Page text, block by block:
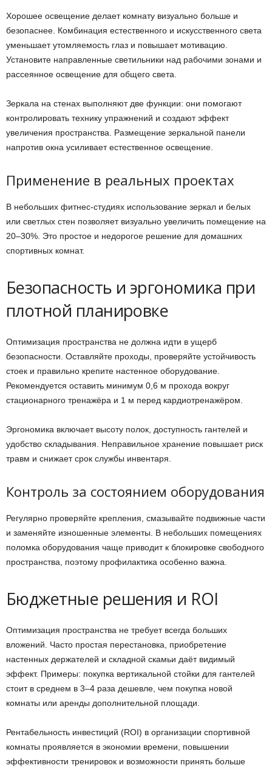
Хорошее освещение делает комнату визуально больше и
безопаснее. Комбинация естественного и искусственного света
уменьшает утомляемость глаз и повышает мотивацию.
Установите направленные светильники над рабочими зонами и
рассеянное освещение для общего света.
Зеркала на стенах выполняют две функции: они помогают
контролировать технику упражнений и создают эффект
увеличения пространства. Размещение зеркальной панели
напротив окна усиливает естественное освещение.
Применение в реальных проектах
В небольших фитнес-студиях использование зеркал и белых
или светлых стен позволяет визуально увеличить помещение на
20–30%. Это простое и недорогое решение для домашних
спортивных комнат.
Безопасность и эргономика при
плотной планировке
Оптимизация пространства не должна идти в ущерб
безопасности. Оставляйте проходы, проверяйте устойчивость
стоек и правильно крепите настенное оборудование.
Рекомендуется оставить минимум 0,6 м прохода вокруг
стационарного тренажёра и 1 м перед кардиотренажёром.
Эргономика включает высоту полок, доступность гантелей и
удобство складывания. Неправильное хранение повышает риск
травм и снижает срок службы инвентаря.
Контроль за состоянием оборудования
Регулярно проверяйте крепления, смазывайте подвижные части
и заменяйте изношенные элементы. В небольших помещениях
поломка оборудования чаще приводит к блокировке свободного
пространства, поэтому профилактика особенно важна.
Бюджетные решения и ROI
Оптимизация пространства не требует всегда больших
вложений. Часто простая перестановка, приобретение
настенных держателей и складной скамьи даёт видимый
эффект. Примеры: покупка вертикальной стойки для гантелей
стоит в среднем в 3–4 раза дешевле, чем покупка новой
комнаты или аренды дополнительной площади.
Рентабельность инвестиций (ROI) в организации спортивной
комнаты проявляется в экономии времени, повышении
эффективности тренировок и возможности принять больше